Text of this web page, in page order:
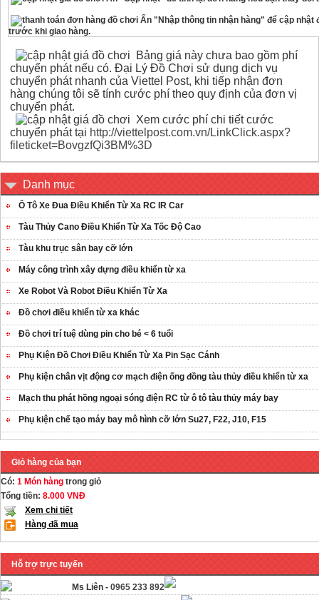
Ấn "Nhập thông tin nhận hàng" để cập
trước khi giao hàng.
Bảng giá này chưa bao gồm phí
chuyển phát nếu có. Đại Lý Đồ Chơi sử dụng dịch vụ
chuyển phát nhanh của Viettel Post, khi tiếp nhận đơn
hàng chúng tôi sẽ tính cước phí theo quy định của đơn vị
chuyển phát.
Xem cước phí chi tiết cước
chuyển phát tại http://viettelpost.com.vn/LinkClick.aspx?
fileticket=BovgzfQi3BM%3D
Danh mục
Ô Tô Xe Đua Điều Khiển Từ Xa RC IR Car
Tàu Thủy Cano Điều Khiển Từ Xa Tốc Độ Cao
Tàu khu trục sân bay cỡ lớn
Máy công trình xây dựng điều khiển từ xa
Xe Robot Và Robot Điều Khiển Từ Xa
Đồ chơi điều khiển từ xa khác
Đồ chơi trí tuệ dùng pin cho bé < 6 tuổi
Phụ Kiện Đồ Chơi Điều Khiển Từ Xa Pin Sạc Cánh
Phụ kiện chân vịt động cơ mạch điện ống đồng tàu thủy điều khiển từ xa
Mạch thu phát hồng ngoại sóng điện RC từ ô tô tàu thủy máy bay
Phụ kiện chế tạo máy bay mô hình cỡ lớn Su27, F22, J10, F15
Giỏ hàng của bạn
Có: 1 Món hàng trong giỏ
Tổng tiền: 8.000 VNĐ
Xem chi tiết
Hàng đã mua
Hỗ trợ trực tuyến
Ms Liên - 0965 233 892